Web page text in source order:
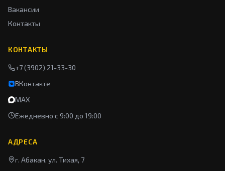
Вакансии
Контакты
КОНТАКТЫ
+7 (3902) 21-33-30
ВКонтакте
MAX
Ежедневно с 9:00 до 19:00
АДРЕСА
г. Абакан, ул. Тихая, 7